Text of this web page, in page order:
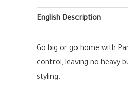
English Description
Go big or go home with
control, leaving no heavy
styling.